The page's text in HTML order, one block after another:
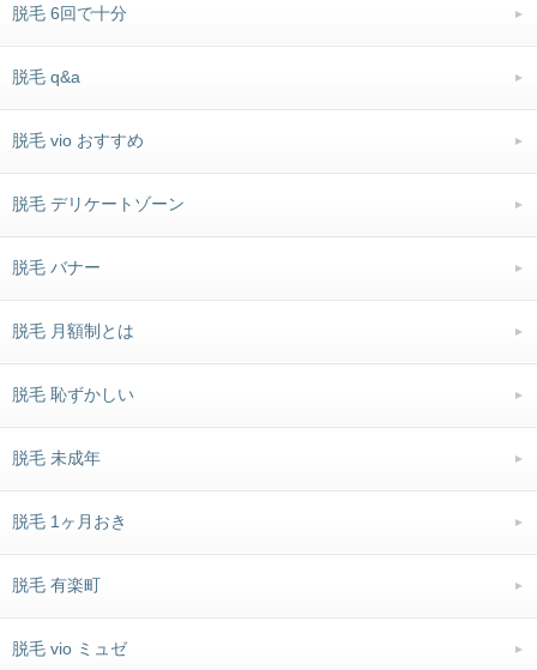
脱毛 6回で十分
脱毛 q&a
脱毛 vio おすすめ
脱毛 デリケートゾーン
脱毛 バナー
脱毛 月額制とは
脱毛 恥ずかしい
脱毛 未成年
脱毛 1ヶ月おき
脱毛 有楽町
脱毛 vio ミュゼ